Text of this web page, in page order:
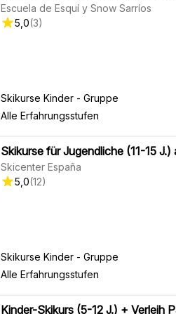
Escuela de Esquí y Snow Sarríos
5,0(3)
Skikurse Kinder - Gruppe
Alle Erfahrungsstufen
Skikurse für Jugendliche (11-15
Skicenter España
5,0(12)
Skikurse Kinder - Gruppe
Alle Erfahrungsstufen
Kinder-Skikurs (5-12 J.) + Verleih